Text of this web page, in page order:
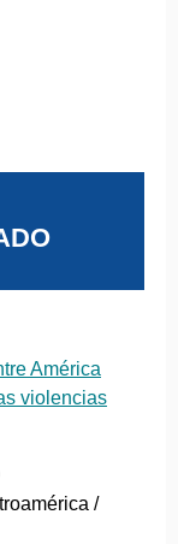
América
violencias
/